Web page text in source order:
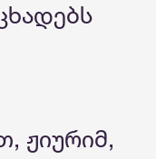
ჟიურიმ,